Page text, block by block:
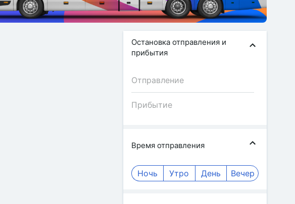
Остановка отправления и
прибытия
Время отправления
Ночь Утро День Вечер